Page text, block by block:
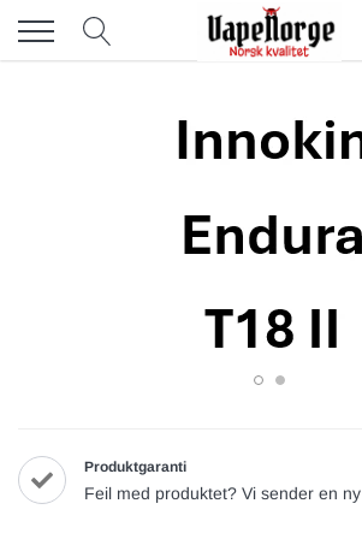
content
Produktgaranti
Feil med produktet? Vi sender en ny